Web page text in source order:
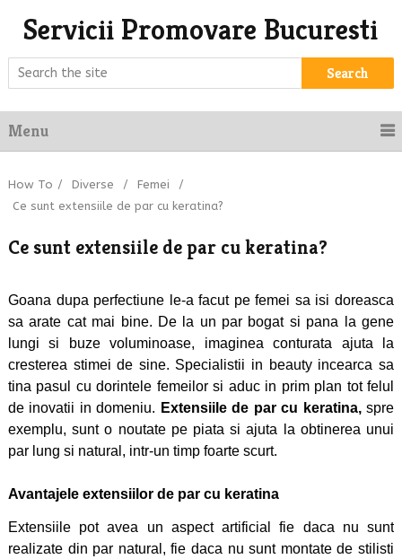
Servicii Promovare Bucuresti
Search
Menu
How To / Diverse / Femei
/
Ce sunt extensiile de par cu keratina?
Ce sunt extensiile de par cu keratina?
Goana dupa perfectiune le-a facut pe femei sa isi doreasca
sa arate cat mai bine. De la un par bogat si pana la gene
lungi si buze voluminoase, imaginea conturata ajuta la
cresterea stimei de sine. Specialistii in beauty incearca sa
tina pasul cu dorintele femeilor si aduc in prim plan tot felul
de inovatii in domeniu. Extensiile de par cu keratina,spre
exemplu, sunt o noutate pe piata si ajuta la obtinerea unui
par lung si natural, intr-un timp foarte scurt.
Avantajele extensiilor de par cu keratina
Extensiile pot avea un aspect artificial fie daca nu sunt
realizate din par natural, fie daca nu sunt montate de stilisti